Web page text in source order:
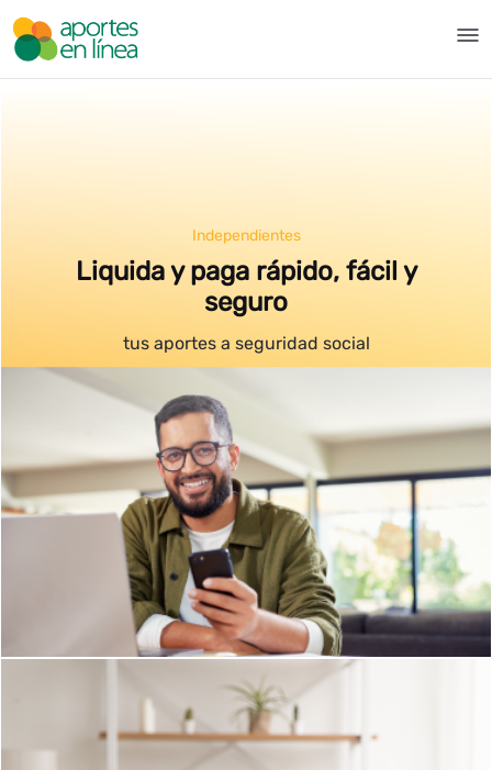
メインコンテンツにスキップ
Independientes
Liquida y paga rápido, fácil y
seguro
tus aportes a seguridad social